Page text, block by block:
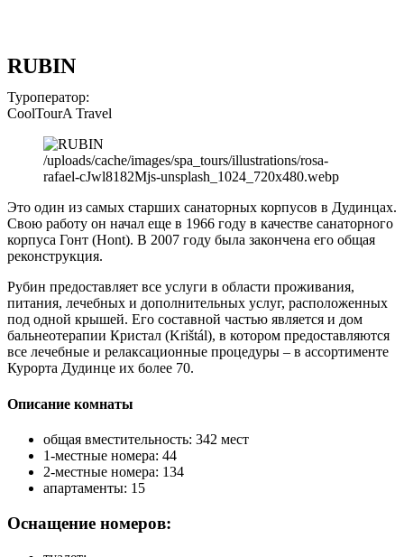
RUBIN
Туроператор:
CoolTourA Travel
/uploads/cache/images/spa_tours/illustrations/rosa-
rafael-cJwl8182Mjs-unsplash_1024_720x480.webp
Это один из самых старших санаторных корпусов в Дудинцах.
Свою работу он начал еще в 1966 году в качестве санаторного
корпуса Гонт (Hont). В 2007 году была закончена его общая
реконструкция.
Рубин предоставляет все услуги в области проживания,
питания, лечебных и дополнительных услуг, расположенных
под одной крышей. Его составной частью является и дом
бальнеотерапии Кристал (Krištál), в котором предоставляются
все лечебные и релаксационные процедуры – в ассортименте
Курорта Дудинце их более 70.
Описание комнаты
общая вместительность: 342 мест
1-местные номера: 44
2-местные номера: 134
апартаменты: 15
Оснащение номеров: